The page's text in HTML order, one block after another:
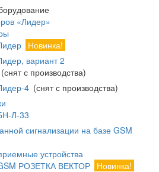
«Лидер»
Новинка!
вариант 2
(снят с производства)
4 (снят с производства)
Л-33
сигнализации на базе GSM
устройства
РОЗЕТКА ВЕКТОР Новинка!